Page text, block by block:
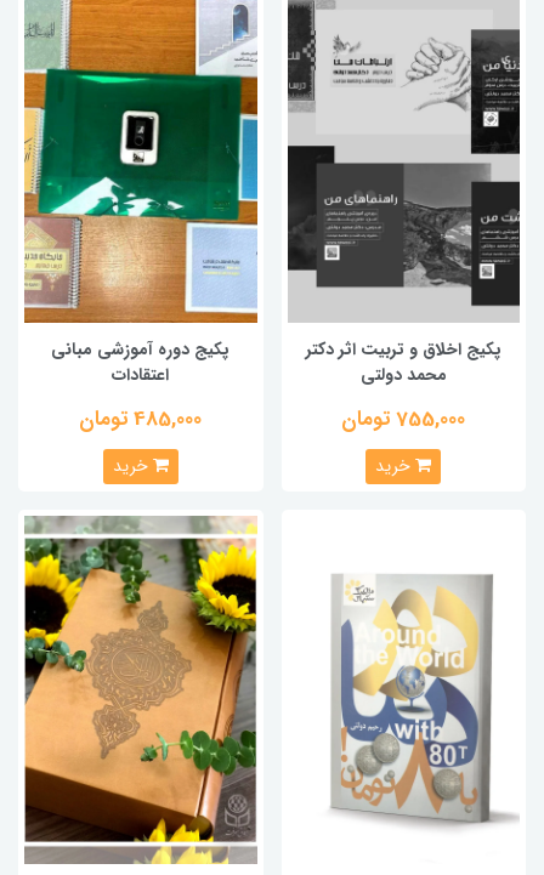
پکیج اخلاق و تربیت اثر دکتر
محمد دولتی
755,000 تومان
خرید
پکیج دوره آموزشی مبانی
اعتقادات
485,000 تومان
خرید